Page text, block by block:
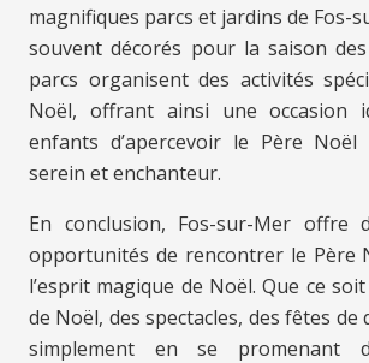
magnifiques parcs et jardins de Fos-
souvent décorés pour la saison
parcs organisent des activités
Noël, offrant ainsi une occasion
enfants d’apercevoir le Père
serein et enchanteur.
En conclusion, Fos-sur-Mer offre
opportunités de rencontrer le Père
l’esprit magique de Noël. Que ce
de Noël, des spectacles, des fêtes
simplement en se promenant